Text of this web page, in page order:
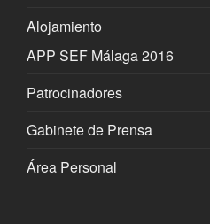
Alojamiento
APP SEF Málaga 2016
Patrocinadores
Gabinete de Prensa
Área Personal